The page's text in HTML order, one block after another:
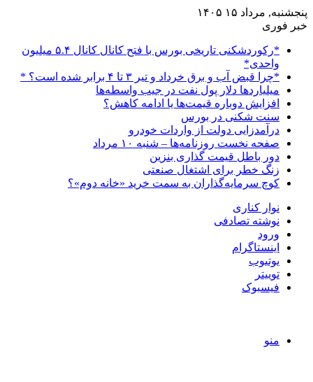
پنجشنبه, مرداد ۱۵ ۱۴۰۵
خبر فوری
*رکوردشکنی تاریخی بورس با فتح کانال کانال ۵.۴ میلیون
واحدی*
*چرا قبض آب و برق خرداد و تیر ۳ تا ۴ برابر شده است؟ *
میلیاردها دلار پول نفت در جیب واسطه‌ها
افزایش دوباره قیمت‌ها یا ادامه کاهش؟
سنت شکنی در بورس
درآمدزایی دولت از واردات خودرو
صفحه نخست روزنامه‌ها – شنبه ۱۰ مرداد
دور باطل قیمت گذاری بنزین
زنگ خطر برای اشتغال صنعتی
کوچ سرمایه‌گذاران به سمت خرید «خانه دوم»؟
نوار کناری
نوشته تصادفی
ورود
اینستاگرام
یوتیوب
توییتر
فیسبوک
منو